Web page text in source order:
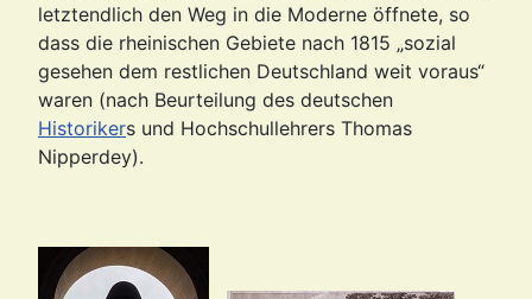
letztendlich den Weg in die Moderne öffnete, so
dass die rheinischen Gebiete nach 1815 „sozial
gesehen dem restlichen Deutschland weit voraus“
waren (nach Beurteilung des deutschen
Historikers und Hochschullehrers Thomas
Nipperdey).